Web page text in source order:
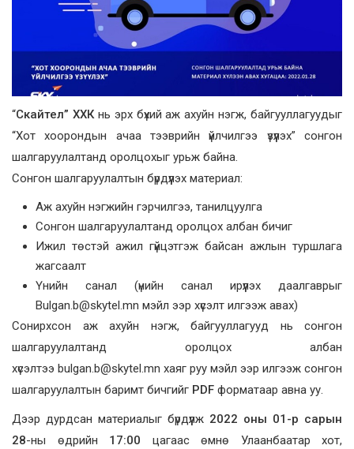
“Скайтел” ХХКнь эрх бүхий аж ахуйн нэгж, байгууллагуудыг
“Хот хоорондын ачаа тээврийн үйлчилгээ үзүүлэх” сонгон
шалгаруулалтанд оролцохыг урьж байна.
Сонгон шалгаруулалтын бүрдүүлэх материал:
Аж ахуйн нэгжийн гэрчилгээ, танилцуулга
Сонгон шалгаруулалтанд оролцох албан бичиг
Ижил төстэй ажил гүйцэтгэж байсан ажлын туршлага
жагсаалт
Үнийн санал (үнийн санал ирүүлэх даалгаврыг
Bulgan.b@skytel.mn мэйл ээр хүсэлт илгээж авах)
Сонирхсон аж ахуйн нэгж, байгууллагууд нь сонгон
шалгаруулалтанд оролцох албан
хүсэлтээ bulgan.b@skytel.mn хаяг руу мэйл ээр илгээж сонгон
шалгаруулалтын баримт бичгийг PDF форматаар авна уу.
Дээр дурдсан материалыг бүрдүүлж 2022 оны 01-р сарын
28-ны өдрийн 17:00 цагаас өмнө Улаанбаатар хот,